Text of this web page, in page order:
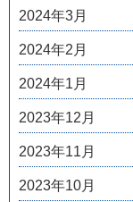
2024年3月
2024年2月
2024年1月
2023年12月
2023年11月
2023年10月